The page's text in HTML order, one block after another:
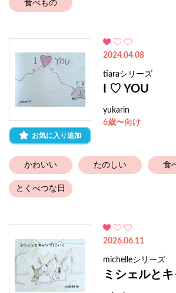
食べもの
お気に入り追加
2024.04.08
tiaraシリーズ
I ♡ YOU
yukarin
6歳〜向け
かわいい たのしい 食
とくべつな日
2026.06.11
michelleシリーズ
ミシェルと